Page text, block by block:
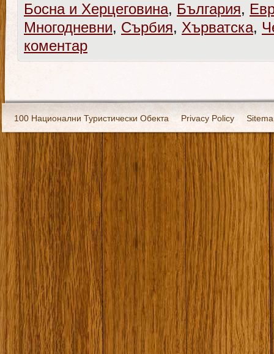
Босна и Херцеговина, България,
Многодневни, Сърбия, Хърватска,
коментар
100 Национални Туристически Обекта Privacy Policy
Екипировка За нас Имало едно време Кивоторият.
Ковчега със светите мощи на Свети Григорий Каллидис
Наши туристически обекти Някой ден… Открит музей
Фото галерия